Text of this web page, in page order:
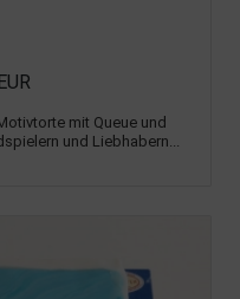
mit Queue und
und Liebhabern...